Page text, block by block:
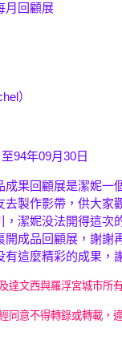
月回顧展
）
94年09月30日
成果回顧展是潔妮一
去製作影帶，供大家
，潔妮没法開得這次
開成品回顧展，謝謝
這麼精彩的成果，
達文西與羅浮宮城市所
同意不得轉錄或轉載，